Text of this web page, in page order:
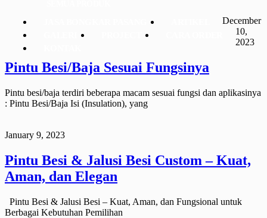
December
10,
2023
Pintu Besi/Baja Sesuai Fungsinya
Pintu besi/baja terdiri beberapa macam sesuai fungsi dan aplikasinya
: Pintu Besi/Baja Isi (Insulation), yang
January 9, 2023
Pintu Besi & Jalusi Besi Custom – Kuat,
Aman, dan Elegan
Pintu Besi & Jalusi Besi – Kuat, Aman, dan Fungsional untuk
Berbagai Kebutuhan Pemilihan